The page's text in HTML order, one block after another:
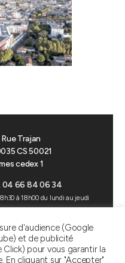
Rue Trajan
CS 50021
cedex 1
04 66 84 06 34
à 18h00 du lundi au jeudi
NOUS
d'audience (Google
et de publicité
Click) pour vous garantir la
En cliquant sur "Accepter"